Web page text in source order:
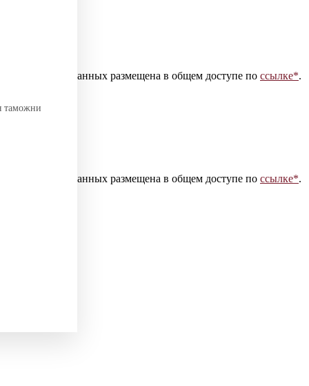
таможни
данных размещена в общем доступе по ссылке*.
данных размещена в общем доступе по ссылке*.